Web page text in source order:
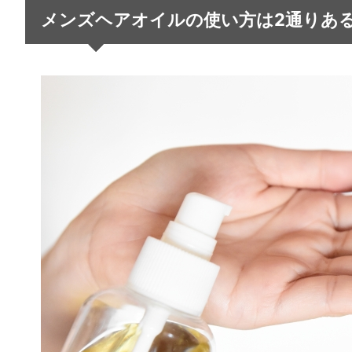
メンズヘアオイルの使い方は2通りあ